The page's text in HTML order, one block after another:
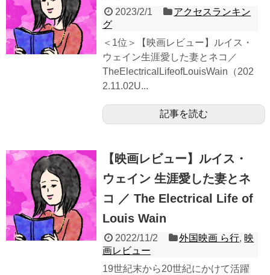
2023/2/1
アクセスランキン
グ
＜1位＞【映画レビュー】ルイス・
ウェイン生涯愛した妻とネコ／
TheElectricalLifeofLouisWain（202
2.11.02U...
記事を読む
【映画レビュー】ルイス・
ウェイン 生涯愛した妻とネ
コ ／ The Electrical Life of
Louis Wain
2022/11/2 外国映画 ら行, 映
画レビュー
19世紀末から20世紀にかけて活躍